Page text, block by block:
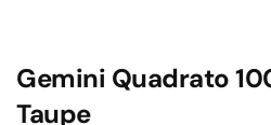
Gemini Quadrato
Taupe